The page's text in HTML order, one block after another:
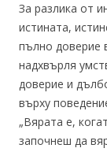
За разлика от
истината,
пълно доверие
надхвърля
доверие и
върху
„Вярата е,
започнеш да